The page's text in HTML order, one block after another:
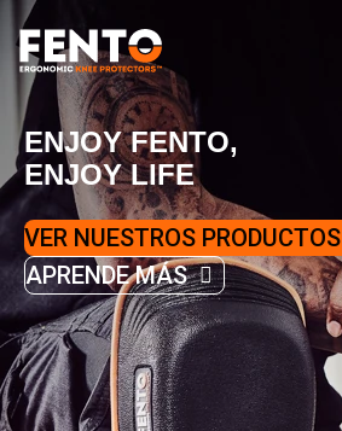
ENJOY FENTO,
ENJOY LIFE
VER NUESTROS PRODUCTOS
APRENDE MÁS